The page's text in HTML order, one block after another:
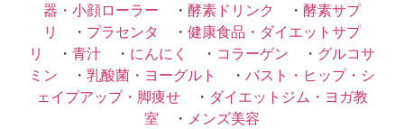
器・小顔ローラー ・ 酵素ドリンク ・ 酵素サプ
リ
・ プラセンタ ・ 健康食品・ダイエットサプ
リ
・ 青汁 ・ にんにく ・ コラーゲン ・ グルコサ
ミン ・ 乳酸菌・ヨーグルト ・ バスト・ヒップ・シ
ェイプアップ・脚痩せ ・ ダイエットジム・ヨガ教
室 ・ メンズ美容